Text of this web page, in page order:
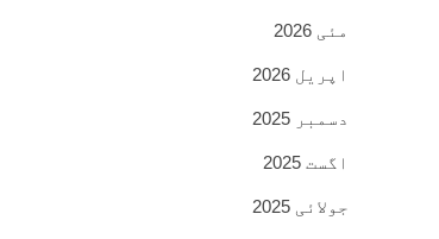
مئی 2026
اپریل 2026
دسمبر 2025
اگست 2025
جولائی 2025